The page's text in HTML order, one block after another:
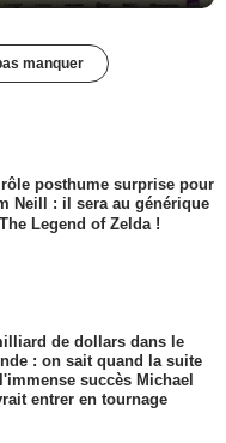
manquer
posthume surprise pour
Neill : il sera au générique
Legend of Zelda !
de dollars dans le
: on sait quand la suite
succès Michael
entrer en tournage